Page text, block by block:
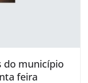
do município
feira